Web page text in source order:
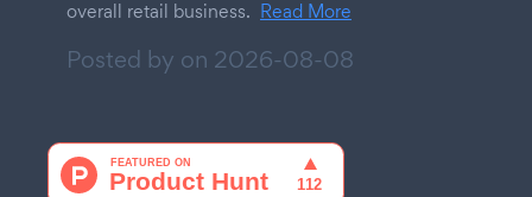
overall retail business. Read More
Posted by on 2026-08-08